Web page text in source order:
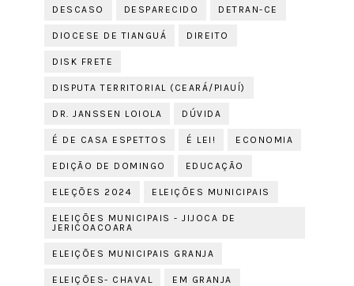
DESCASO DESPARECIDO DETRAN-CE
DIOCESE DE TIANGUÁ DIREITO
DISK FRETE
DISPUTA TERRITORIAL (CEARÁ/PIAUÍ)
DR. JANSSEN LOIOLA DÚVIDA
É DE CASA ESPETTOS É LEI! ECONOMIA
EDIÇÃO DE DOMINGO EDUCAÇÃO
ELEÇÕES 2024 ELEIÇÕES MUNICIPAIS
ELEIÇÕES MUNICIPAIS - JIJOCA DE
JERICOACOARA
ELEIÇÕES MUNICIPAIS GRANJA
ELEIÇÕES- CHAVAL EM GRANJA